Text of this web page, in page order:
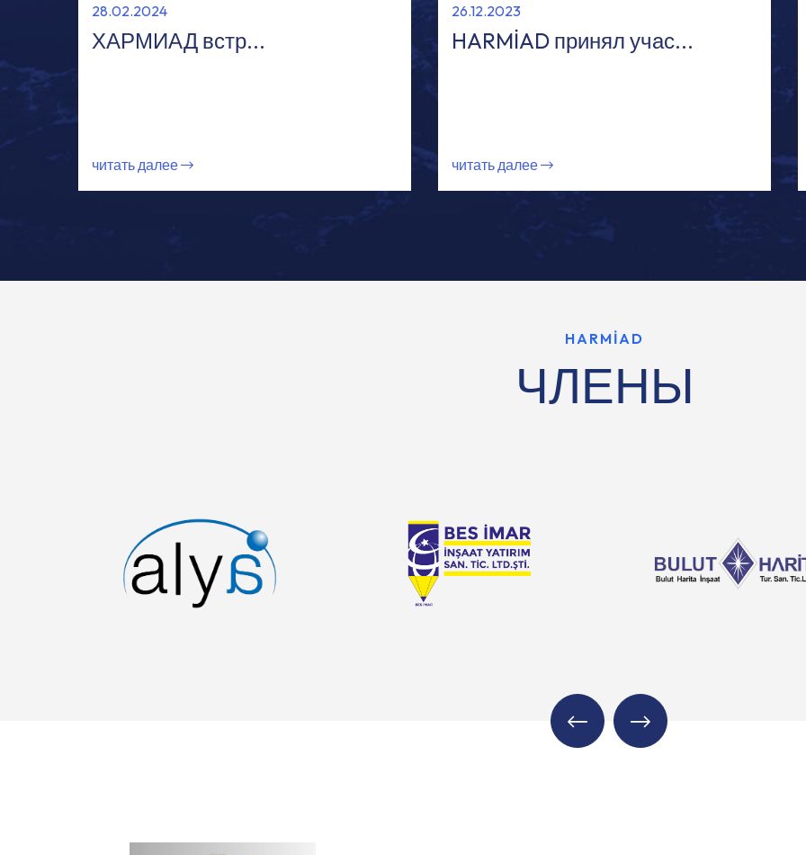
28.02.2024
ХАРМИАД встр...
читать далее
26.12.2023
HARMİAD принял учас...
читать далее
HARMİAD
ЧЛЕНЫ